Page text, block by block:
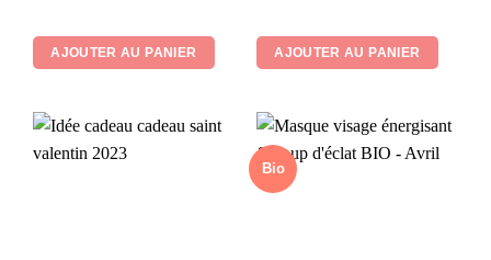
AJOUTER AU PANIER AJOUTER AU PANIER
Bio